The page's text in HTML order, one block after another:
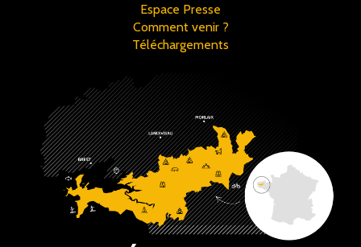
Espace Presse
Comment venir ?
Téléchargements